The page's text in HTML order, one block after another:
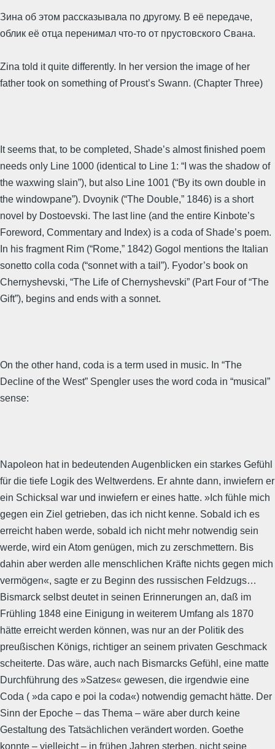
Зина об этом рассказывала по другому. В её передаче,
облик её отца перенимал что-то от прустовского Свана.
Zina told it quite differently. In her version the image of her
father took on something of Proust’s Swann. (Chapter Three)
It seems that, to be completed, Shade’s almost finished poem
needs only Line 1000 (identical to Line 1: “I was the shadow of
the waxwing slain”), but also Line 1001 (“By its own double in
the windowpane”). Dvoynik (“The Double,” 1846) is a short
novel by Dostoevski. The last line (and the entire Kinbote’s
Foreword, Commentary and Index) is a coda of Shade’s poem.
In his fragment Rim (“Rome,” 1842) Gogol mentions the Italian
sonetto colla coda (“sonnet with a tail”). Fyodor’s book on
Chernyshevski, “The Life of Chernyshevski” (Part Four of “The
Gift”), begins and ends with a sonnet.
On the other hand, coda is a term used in music. In “The
Decline of the West” Spengler uses the word coda in “musical”
sense:
Napoleon hat in bedeutenden Augenblicken ein starkes Gefühl
für die tiefe Logik des Weltwerdens. Er ahnte dann, inwiefern er
ein Schicksal war und inwiefern er eines hatte. »Ich fühle mich
gegen ein Ziel getrieben, das ich nicht kenne. Sobald ich es
erreicht haben werde, sobald ich nicht mehr notwendig sein
werde, wird ein Atom genügen, mich zu zerschmettern. Bis
dahin aber werden alle menschlichen Kräfte nichts gegen mich
vermögen«, sagte er zu Beginn des russischen Feldzugs…
Bismarck selbst deutet in seinen Erinnerungen an, daß im
Frühling 1848 eine Einigung in weiterem Umfang als 1870
hätte erreicht werden können, was nur an der Politik des
preußischen Königs, richtiger an seinem privaten Geschmack
scheiterte. Das wäre, auch nach Bismarcks Gefühl, eine matte
Durchführung des »Satzes« gewesen, die irgendwie eine
Coda ( »da capo e poi la coda«) notwendig gemacht hätte. Der
Sinn der Epoche – das Thema – wäre aber durch keine
Gestaltung des Tatsächlichen verändert worden. Goethe
konnte – vielleicht – in frühen Jahren sterben, nicht seine